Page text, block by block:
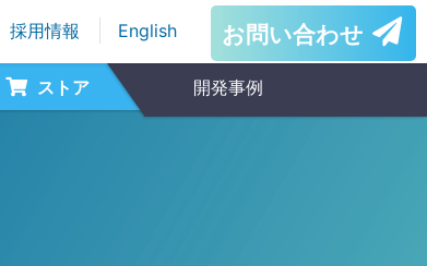
採用情報 English お問い合わせ
ストア 開発事例